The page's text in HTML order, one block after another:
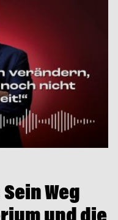
Weg
und die